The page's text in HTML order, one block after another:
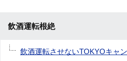
飲酒運転根絶
飲酒運転させないTOKYOキャ